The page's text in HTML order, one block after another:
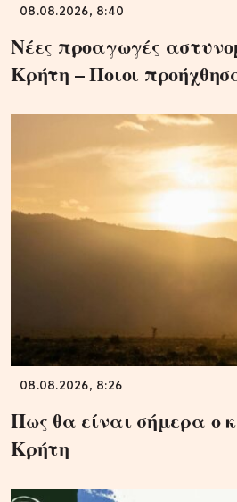
08.08.2026, 8:40
Νέες προαγωγές
Κρήτη – Ποιοι
08.08.2026, 8:26
Πως θα είναι σήμερα ο
Κρήτη